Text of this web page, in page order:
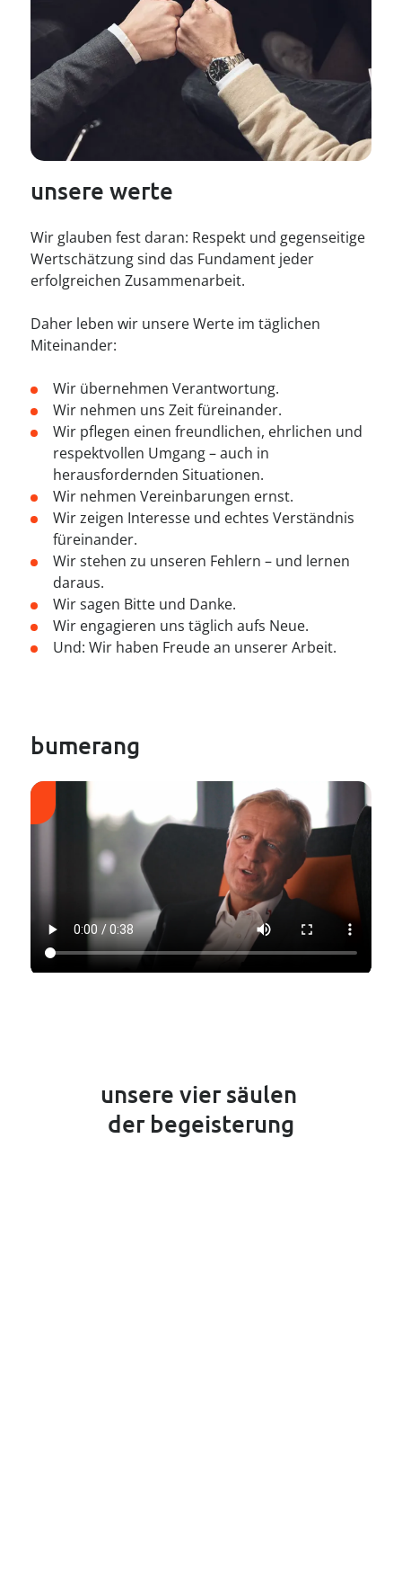
----
----
----
----
unsere werte
Wir glauben fest daran: Respekt und gegenseitige
Wertschätzung sind das Fundament jeder
erfolgreichen Zusammenarbeit.
Daher leben wir unsere Werte im täglichen
Miteinander:
Wir übernehmen Verantwortung.
Wir nehmen uns Zeit füreinander.
Wir pflegen einen freundlichen, ehrlichen und
respektvollen Umgang – auch in
herausfordernden Situationen.
Wir nehmen Vereinbarungen ernst.
Wir zeigen Interesse und echtes Verständnis
füreinander.
Wir stehen zu unseren Fehlern – und lernen
daraus.
Wir sagen Bitte und Danke.
Wir engagieren uns täglich aufs Neue.
Und: Wir haben Freude an unserer Arbeit.
bumerang
unsere vier säulen
der begeisterung